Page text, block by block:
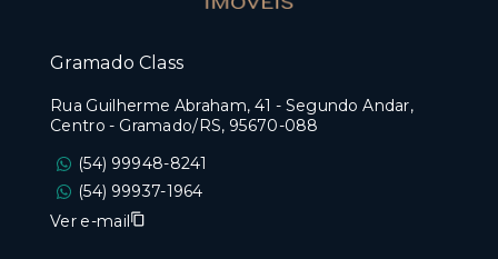
Gramado Class
Rua Guilherme Abraham, 41 - Segundo Andar,
Centro - Gramado/RS, 95670-088
(54) 99948-8241
(54) 99937-1964
Ver e-mail